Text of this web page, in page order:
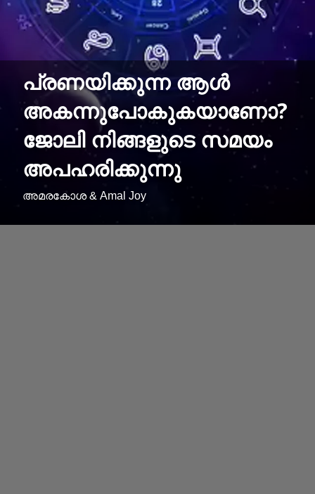
പ്രണയിക്കുന്ന ആള്‍
അകന്നുപോകുകയാണോ?
ജോലി നിങ്ങളുടെ സമയം
അപഹരിക്കുന്നു
അമരകോശ & Amal Joy